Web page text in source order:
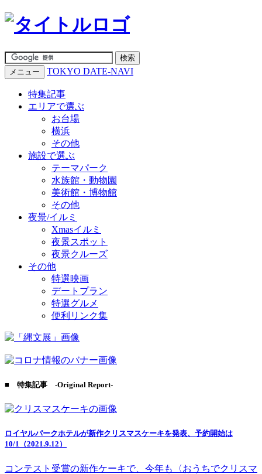
メニュー TOKYO DATE-NAVI
特集記事
エリアで選ぶ
お台場
横浜
その他
施設で選ぶ
テーマパーク
水族館・動物園
美術館・博物館
その他
夜景/イルミ
Xmasイルミ
夜景スポット
夜景クルーズ
その他
特選映画
デートプラン
特選グルメ
便利リンク集
■ 特集記事 -Original Report-
ロイヤルパークホテルが新作クリスマスケーキを発表、予約開始は
10/1（2021.9.12）
コンテスト受賞の新作ケーキで、今年も〈おうちでクリスマ